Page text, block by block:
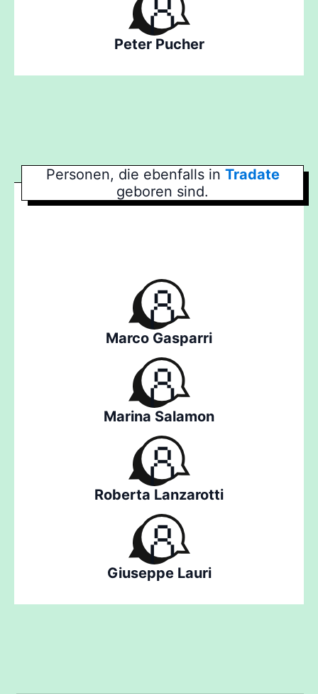
Peter Pucher
Personen, die ebenfalls in Tradate
geboren sind.
Marco Gasparri
Marina Salamon
Roberta Lanzarotti
Giuseppe Lauri